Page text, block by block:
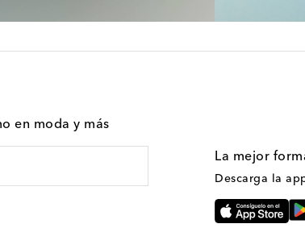
en moda y más
La mejor
Descarga la